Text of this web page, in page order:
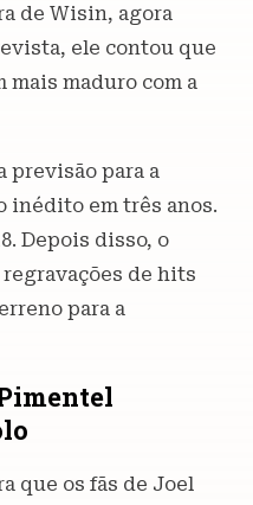
de Wisin, agora
ele contou que
mais maduro com a
previsão para a
inédito em três anos.
Depois disso, o
regravações de hits
para a
que os fãs de Joel